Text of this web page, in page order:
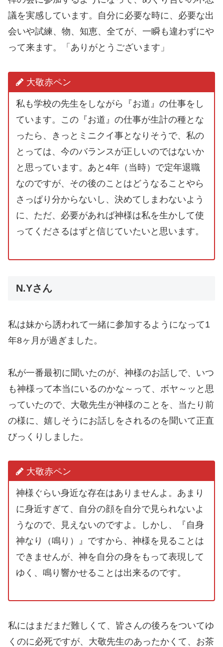
議を実感しています。自分に必要な時に、必要な出
会いや試練、物、知恵、全てが、一瞬も違わずにや
って来ます。「ありがとうございます」
大敬赤ペン
私も学校の先生をしながら『お道』の仕事をし
ています。この『お道』の仕事が生計の種とな
ったら、きっとミニクイ事となりそうで、私の
とっては、今のバランスが正しいのではないか
と思っています。あと4年（当時）で定年退職
なのですが、その後のことはどうなることやら
さっぱり分からないし、決めてしまわないよう
に、ただ、必要があれば神様は私を生かして使
ってくださるはずと信じていたいと思います。
N.Yさん
私は妹から誘われて一緒に参加するようになって1
年8ヶ月が過ぎました。
私が一番最初に聞いたのが、神様のお話しで、いつ
も神様って本当にいるのかな～って、ボヤ～ッと思
っていたので、大敬先生が神様のことを、当たり前
の様に、嬉しそうにお話しをされるのを聞いて正直
びっくりしました。
大敬赤ペン
神様ぐらい身近な存在はありませんよ。あまり
に身近すぎて、自分の顔を自分で見られないよ
うなので、見えないのですよ。しかし、『自身
神なり（鳴り）』ですから、神様を見ることは
できませんが、神を自分の身をもって表現して
ゆく、鳴り響かせることは出来るのです。
私にはまだまだ難しくて、皆さんの後ろをついてゆ
くのに必死ですが、大敬先生のあったかくて、お茶